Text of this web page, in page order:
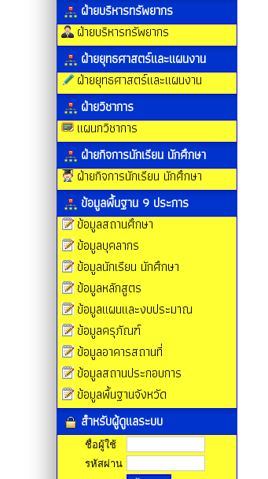
ฝ่ายบริหารทรัพยากร
ฝ่ายบริหารทรัพยากร
ฝ่ายยุทธศาสตร์และแผนงาน
ฝ่ายยุทธศาสตร์และแผนงาน
ฝ่ายวิชาการ
แผนกวิชาการ
ฝ่ายกิจการนักเรียน นักศึกษา
ฝ่ายกิจการนักเรียน นักศึกษา
ข้อมูลพื้นฐาน 9 ประการ
ข้อมูลสถานศึกษา
ข้อมูลบุคลากร
ข้อมูลนักเรียน นักศึกษา
ข้อมูลหลักสูตร
ข้อมูลแผนและงบประมาณ
ข้อมูลครุภัณฑ์
ข้อมูลอาคารสถานที่
ข้อมูลสถานประกอบการ
ข้อมูลพื้นฐานจังหวัด
สำหรับผู้ดูแลระบบ
ชื่อผู้ใช้
รหัสผ่าน